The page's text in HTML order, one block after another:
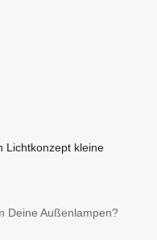
Lichtkonzept kleine
Deine Außenlampen?